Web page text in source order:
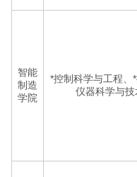
智能
制造
学院
*控制科学与工程、
仪器科学与